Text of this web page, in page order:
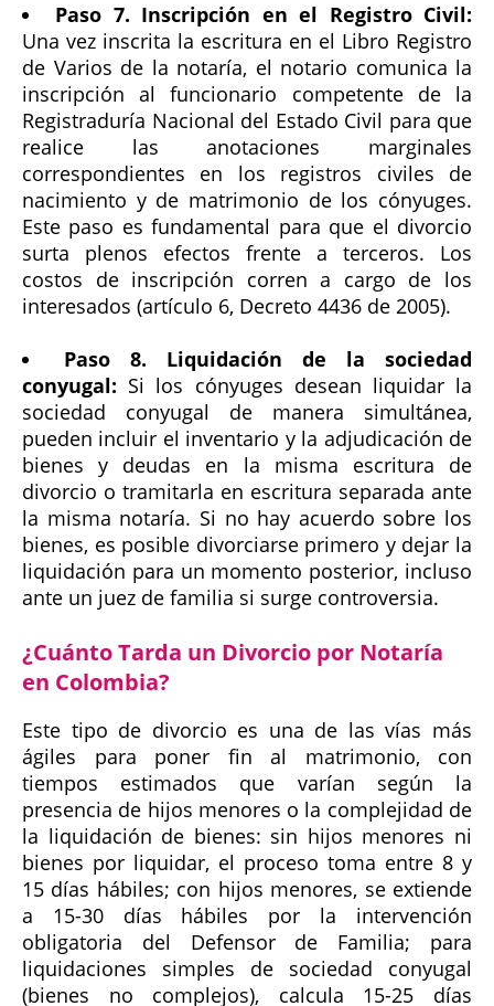
Paso 7. Inscripción en el Registro Civil:
Una vez inscrita la escritura en el Libro Registro
de Varios de la notaría, el notario comunica la
inscripción al funcionario competente de la
Registraduría Nacional del Estado Civil para que
realice las anotaciones marginales
correspondientes en los registros civiles de
nacimiento y de matrimonio de los cónyuges.
Este paso es fundamental para que el divorcio
surta plenos efectos frente a terceros. Los
costos de inscripción corren a cargo de los
interesados (artículo 6, Decreto 4436 de 2005).
Paso 8. Liquidación de la sociedad
conyugal: Si los cónyuges desean liquidar la
sociedad conyugal de manera simultánea,
pueden incluir el inventario y la adjudicación de
bienes y deudas en la misma escritura de
divorcio o tramitarla en escritura separada ante
la misma notaría. Si no hay acuerdo sobre los
bienes, es posible divorciarse primero y dejar la
liquidación para un momento posterior, incluso
ante un juez de familia si surge controversia.
¿Cuánto Tarda un Divorcio por Notaría
en Colombia?
Este tipo de divorcio es una de las vías más
ágiles para poner fin al matrimonio, con
tiempos estimados que varían según la
presencia de hijos menores o la complejidad de
la liquidación de bienes: sin hijos menores ni
bienes por liquidar, el proceso toma entre 8 y
15 días hábiles; con hijos menores, se extiende
a 15-30 días hábiles por la intervención
obligatoria del Defensor de Familia; para
liquidaciones simples de sociedad conyugal
(bienes no complejos), calcula 15-25 días